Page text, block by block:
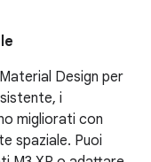
Design per
i
migliorati con
spaziale. Puoi